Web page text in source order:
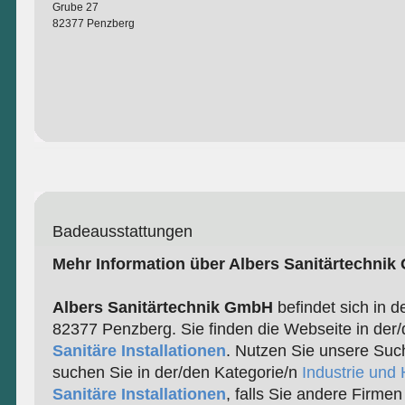
Grube 27
82377 Penzberg
Badeausstattungen
Mehr Information über Albers Sanitärtechnik
Albers Sanitärtechnik GmbH befindet sich in
82377 Penzberg. Sie finden die Webseite in
Sanitäre Installationen. Nutzen Sie unsere
suchen Sie in der/den Kategorie/n Industrie und
Sanitäre Installationen, falls Sie andere